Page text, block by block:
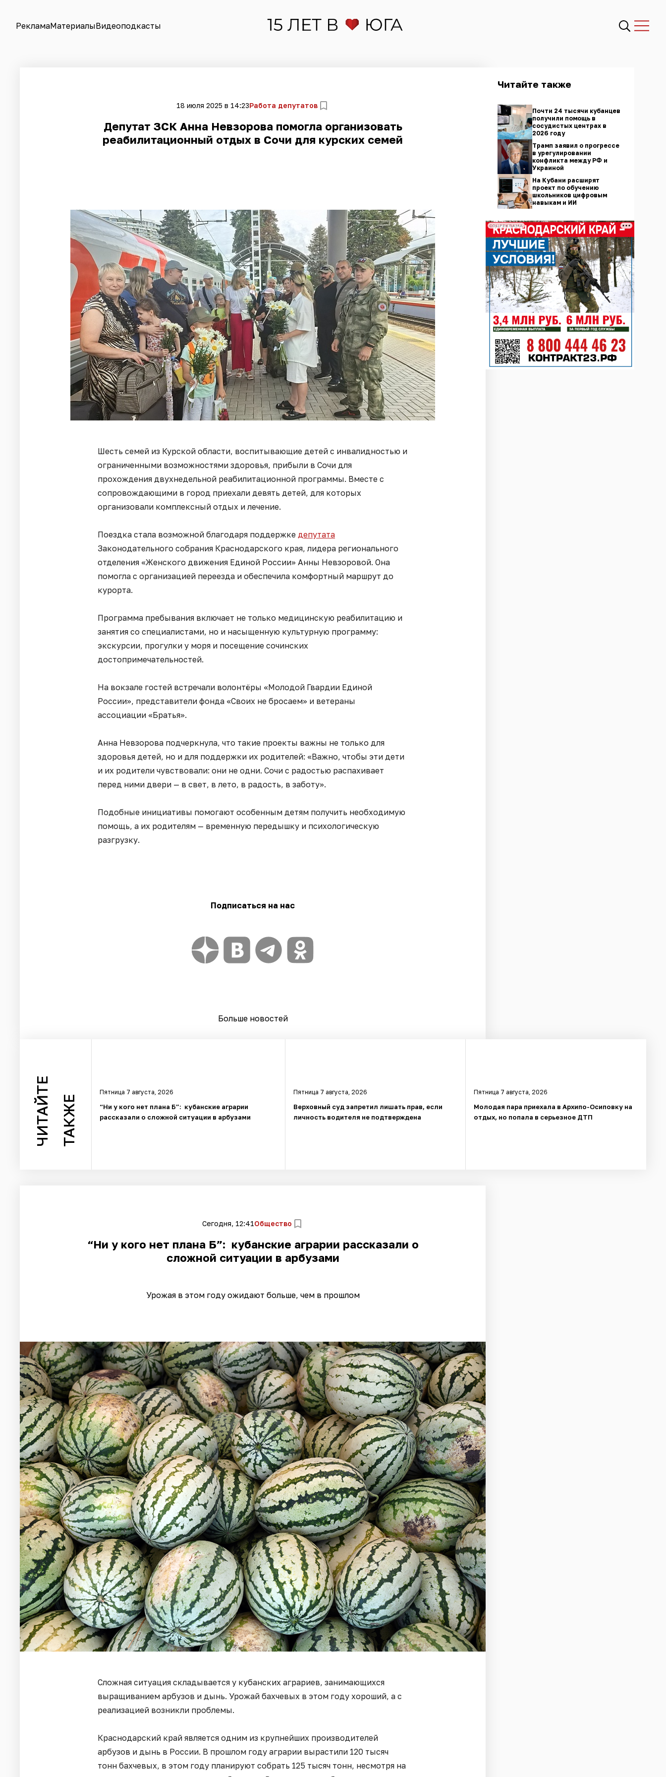
РекламаМатериалыВидеоподкасты
18 июля 2025 в 14:23Работа депутатов
Депутат ЗСК Анна Невзорова помогла организовать
реабилитационный отдых в Сочи для курских семей
Шесть семей из Курской области, воспитывающие детей с инвалидностью и
ограниченными возможностями здоровья, прибыли в Сочи для
прохождения двухнедельной реабилитационной программы. Вместе с
сопровождающими в город приехали девять детей, для которых
организовали комплексный отдых и лечение.
Поездка стала возможной благодаря поддержке депутата
Законодательного собрания Краснодарского края, лидера регионального
отделения «Женского движения Единой России» Анны Невзоровой. Она
помогла с организацией переезда и обеспечила комфортный маршрут до
курорта.
Программа пребывания включает не только медицинскую реабилитацию и
занятия со специалистами, но и насыщенную культурную программу:
экскурсии, прогулки у моря и посещение сочинских
достопримечательностей.
На вокзале гостей встречали волонтёры «Молодой Гвардии Единой
России», представители фонда «Своих не бросаем» и ветераны
ассоциации «Братья».
Анна Невзорова подчеркнула, что такие проекты важны не только для
здоровья детей, но и для поддержки их родителей: «Важно, чтобы эти дети
и их родители чувствовали: они не одни. Сочи с радостью распахивает
перед ними двери — в свет, в лето, в радость, в заботу».
Подобные инициативы помогают особенным детям получить необходимую
помощь, а их родителям — временную передышку и психологическую
разгрузку.
Подписаться на нас
Больше новостей
Читайте также
Почти 24 тысячи кубанцев
получили помощь в
сосудистых центрах в
2026 году
Трамп заявил о прогрессе
в урегулировании
конфликта между РФ и
Украиной
На Кубани расширят
проект по обучению
школьников цифровым
навыкам и ИИ
СОЦРЕКЛАМА
ЧИТАЙТЕ ТАКЖЕ
Пятница 7 августа, 2026
“Ни у кого нет плана Б”: кубанские аграрии
рассказали о сложной ситуации в арбузами
Пятница 7 августа, 2026
Верховный суд запретил лишать прав, если
личность водителя не подтверждена
Пятница 7 августа, 2026
Молодая пара приехала в Архипо-Осиповку на
отдых, но попала в серьезное ДТП
Сегодня, 12:41Общество
“Ни у кого нет плана Б”: кубанские аграрии рассказали о
сложной ситуации в арбузами
Урожая в этом году ожидают больше, чем в прошлом
Сложная ситуация складывается у кубанских аграриев, занимающихся
выращиванием арбузов и дынь. Урожай бахчевых в этом году хороший, а с
реализацией возникли проблемы.
Краснодарский край является одним из крупнейших производителей
арбузов и дынь в России. В прошлом году аграрии вырастили 120 тысяч
тонн бахчевых, в этом году планируют собрать 125 тысяч тонн, несмотря на